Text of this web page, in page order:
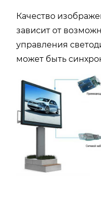
Качество
зависит от
управления
может быть